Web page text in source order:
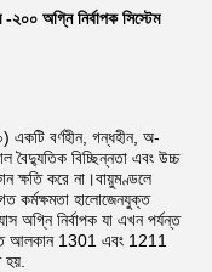
অগ্নি নির্বাপক সিস্টেম
বর্ণহীন, গন্ধহীন, অ-
বৈদ্যুতিক বিচ্ছিন্নতা এবং উচ্চ
ক্ষতি করে না।বায়ুমণ্ডলে
কর্মক্ষমতা হালোজেনযুক্ত
অগ্নি নির্বাপক যা এখন পর্যন্ত
আলকান 1301 এবং 1211